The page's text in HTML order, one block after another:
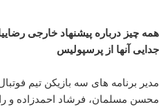
همه چیز درباره پیشنهاد خارجی
جدایی آنها از پرسپولیس
مدیر برنامه های سه بازیکن تیم
محسن مسلمان، فرشاد احمدزاده و